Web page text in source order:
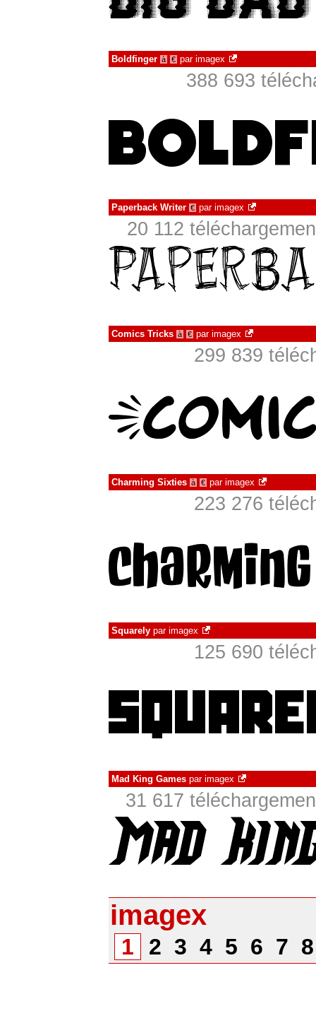
Boldfinger à € par imagex
388 693
Paperback Writer € par imagex
20 112
Comics Tricks à € par imagex
299 839
Charming Sixties à € par imagex
223 276
Squarely par imagex
125 690
Mad King Games par imagex
31 617
imagex
1 2 3 4 5 6 7